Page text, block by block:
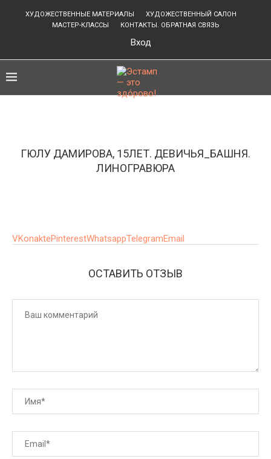
ХУДОЖЕСТВЕННЫЕ МАТЕРИАЛЫ
ХУДОЖЕСТВЕННЫЙ САЛОН
МАСТЕР-КЛАССЫ
КОНТАКТЫ. ОБРАТНАЯ СВЯЗЬ
Вход
ГЮЛУ ДАМИРОВА, 15ЛЕТ. ДЕВИЧЬЯ_БАШНЯ.
ЛИНОГРАВЮРА
VKonaktePinterestWhatsappTelegramEmail
ОСТАВИТЬ ОТЗЫВ